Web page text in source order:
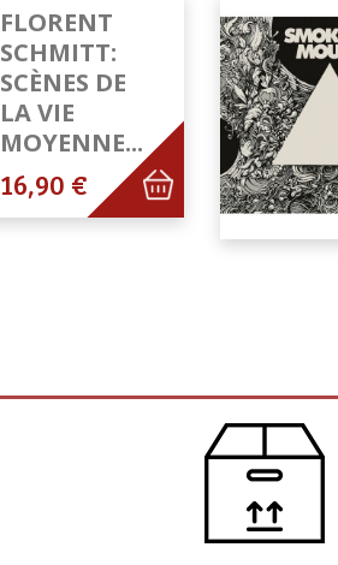
FLORENT
SCHMITT:
SCÈNES DE
LA VIE
MOYENNE...
16,90 €